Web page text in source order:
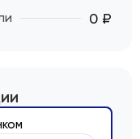
0 ₽